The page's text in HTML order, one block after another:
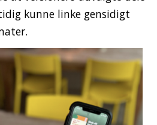
kunne linke gensidigt